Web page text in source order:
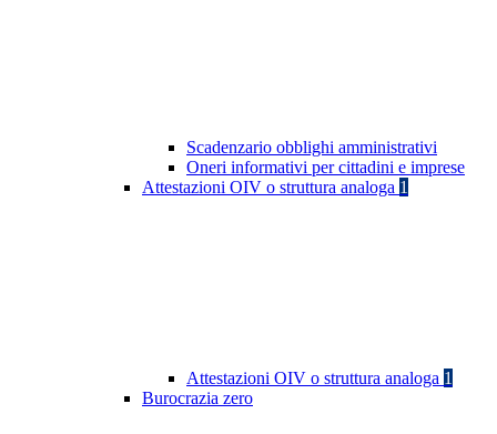
Scadenzario obblighi amministrativi
Oneri informativi per cittadini e imprese
Attestazioni OIV o struttura analoga 1
Attestazioni OIV o struttura analoga 1
Burocrazia zero